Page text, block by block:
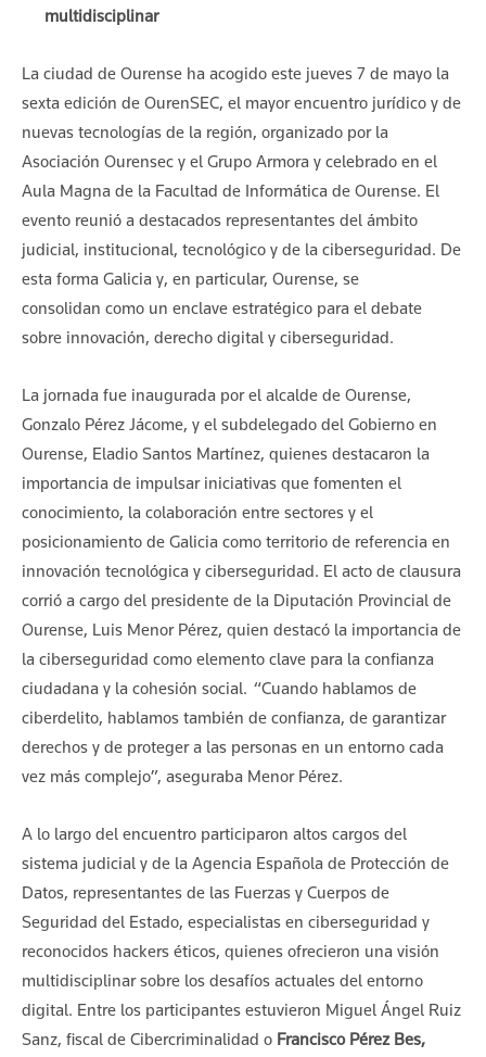
multidisciplinar
La ciudad de Ourense ha acogido este jueves 7 de mayo la
sexta edición de OurenSEC, el mayor encuentro jurídico y de
nuevas tecnologías de la región, organizado por la
Asociación Ourensec y el Grupo Armora y celebrado en el
Aula Magna de la Facultad de Informática de Ourense. El
evento reunió a destacados representantes del ámbito
judicial, institucional, tecnológico y de la ciberseguridad. De
esta forma Galicia y, en particular, Ourense, se
consolidan como un enclave estratégico para el debate
sobre innovación, derecho digital y ciberseguridad.
La jornada fue inaugurada por el alcalde de Ourense,
Gonzalo Pérez Jácome, y el subdelegado del Gobierno en
Ourense, Eladio Santos Martínez, quienes destacaron la
importancia de impulsar iniciativas que fomenten el
conocimiento, la colaboración entre sectores y el
posicionamiento de Galicia como territorio de referencia en
innovación tecnológica y ciberseguridad. El acto de clausura
corrió a cargo del presidente de la Diputación Provincial de
Ourense, Luis Menor Pérez, quien destacó la importancia de
la ciberseguridad como elemento clave para la confianza
ciudadana y la cohesión social. “Cuando hablamos de
ciberdelito, hablamos también de confianza, de garantizar
derechos y de proteger a las personas en un entorno cada
vez más complejo”, aseguraba Menor Pérez.
A lo largo del encuentro participaron altos cargos del
sistema judicial y de la Agencia Española de Protección de
Datos, representantes de las Fuerzas y Cuerpos de
Seguridad del Estado, especialistas en ciberseguridad y
reconocidos hackers éticos, quienes ofrecieron una visión
multidisciplinar sobre los desafíos actuales del entorno
digital. Entre los participantes estuvieron Miguel Ángel Ruiz
Sanz, fiscal de Cibercriminalidad o Francisco Pérez Bes,